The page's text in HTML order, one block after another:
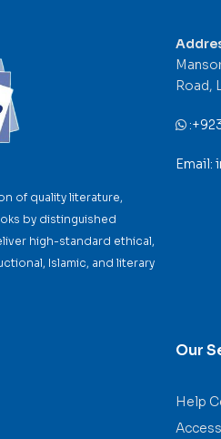
of quality literature,
by distinguished
high-standard ethical,
Islamic, and literary
Our
Help
Road,
:
Email: